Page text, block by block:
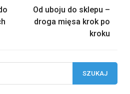
Od uboju do sklepu –
droga mięsa krok po
kroku